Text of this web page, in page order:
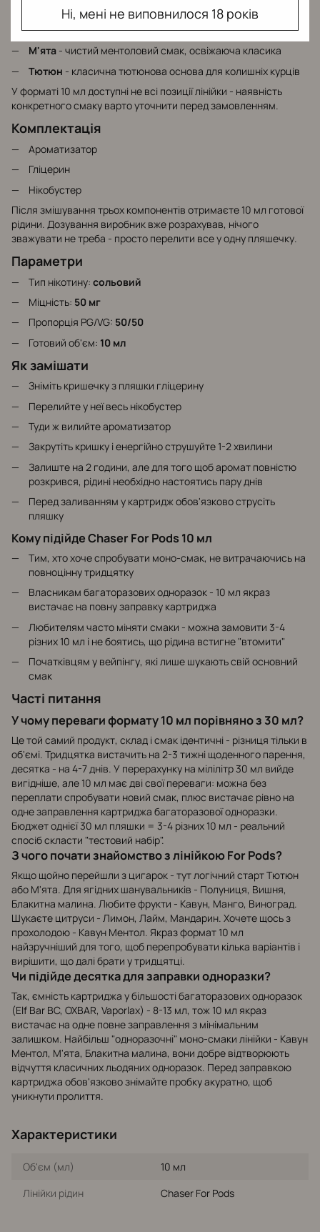
Ні, мені не виповнилося 18 років
післясмаку
Ягоди- збірний ягідний профіль, м'який і збалансований
М'ята - чистий ментоловий смак, освіжаюча класика
Тютюн - класична тютюнова основа для колишніх курців
У форматі 10 мл доступні не всі позиції лінійки - наявність
конкретного смаку варто уточнити перед замовленням.
Комплектація
Ароматизатор
Гліцерин
Нікобустер
Після змішування трьох компонентів отримаєте 10 мл готової
рідини. Дозування виробник вже розрахував, нічого
зважувати не треба - просто перелити все у одну пляшечку.
Параметри
Тип нікотину: сольовий
Міцність: 50 мг
Пропорція PG/VG: 50/50
Готовий об'єм: 10 мл
Як замішати
Зніміть кришечку з пляшки гліцерину
Перелийте у неї весь нікобустер
Туди ж вилийте ароматизатор
Закрутіть кришку і енергійно струшуйте 1-2 хвилини
Залиште на 2 години, але для того щоб аромат повністю
розкрився, рідині необхідно настоятись пару днів
Перед заливанням у картридж обов'язково струсіть
пляшку
Кому підійде Chaser For Pods 10 мл
Тим, хто хоче спробувати моно-смак, не витрачаючись на
повноцінну тридцятку
Власникам багаторазових одноразок - 10 мл якраз
вистачає на повну заправку картриджа
Любителям часто міняти смаки - можна замовити 3-4
різних 10 мл і не боятись, що рідина встигне "втомити"
Початківцям у вейпінгу, які лише шукають свій основний
смак
Часті питання
У чому переваги формату 10 мл порівняно з 30 мл?
Це той самий продукт, склад і смак ідентичні - різниця тільки в
об'ємі. Тридцятка вистачить на 2-3 тижні щоденного парення,
десятка - на 4-7 днів. У перерахунку на мілілітр 30 мл вийде
вигідніше, але 10 мл має дві свої переваги: можна без
переплати спробувати новий смак, плюс вистачає рівно на
одне заправлення картриджа багаторазової одноразки.
Бюджет однієї 30 мл пляшки = 3-4 різних 10 мл - реальний
спосіб скласти "тестовий набір".
З чого почати знайомство з лінійкою For Pods?
Якщо щойно перейшли з цигарок - тут логічний старт Тютюн
або М'ята. Для ягідних шанувальників - Полуниця, Вишня,
Блакитна малина. Любите фрукти - Кавун, Манго, Виноград.
Шукаєте цитруси - Лимон, Лайм, Мандарин. Хочете щось з
прохолодою - Кавун Ментол. Якраз формат 10 мл
найзручніший для того, щоб перепробувати кілька варіантів і
вирішити, що далі брати у тридцятці.
Чи підійде десятка для заправки одноразки?
Так, ємність картриджа у більшості багаторазових одноразок
(Elf Bar BC, OXBAR, Vaporlax) - 8-13 мл, тож 10 мл якраз
вистачає на одне повне заправлення з мінімальним
залишком. Найбільш "одноразочні" моно-смаки лінійки - Кавун
Ментол, М'ята, Блакитна малина, вони добре відтворюють
відчуття класичних льодяних одноразок. Перед заправкою
картриджа обов'язково знімайте пробку акуратно, щоб
уникнути пролиття.
Характеристики
Об'єм (мл)
10 мл
Лінійки рідин
Chaser For Pods